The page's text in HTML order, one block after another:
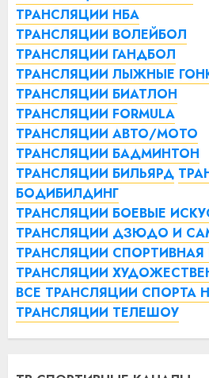
ТРАНСЛЯЦИИ НБА
ТРАНСЛЯЦИИ ВОЛЕЙБОЛ
ТРАНСЛЯЦИИ ГАНДБОЛ
ТРАНСЛЯЦИИ ЛЫЖНЫЕ
ТРАНСЛЯЦИИ БИАТЛОН
ТРАНСЛЯЦИИ FORMULA
ТРАНСЛЯЦИИ АВТО/МОТО
ТРАНСЛЯЦИИ БАДМИНТОН
ТРАНСЛЯЦИИ БИЛЬЯРД
БОДИБИЛДИНГ
ТРАНСЛЯЦИИ БОЕВЫЕ
ТРАНСЛЯЦИИ ДЗЮДО И
ТРАНСЛЯЦИИ
ТРАНСЛЯЦИИ
ВСЕ ТРАНСЛЯЦИИ СПОРТА
ТРАНСЛЯЦИИ ТЕЛЕШОУ